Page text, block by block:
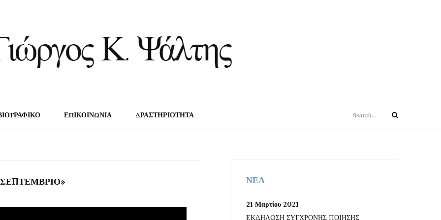
Κ. ΨΆΛΤΗΣ
ΕΠΙΚΟΙΝΩΝΙΑ ΔΡΑΣΤΗΡΙΌΤΗΤΑ
for:
Search
ΝΕΑ
21 Μαρτίου 2021
ΕΚΔΗΛΩΣΗ ΣΥΓΧΡΟΝΗΣ ΠΟΙΗΣΗΣ